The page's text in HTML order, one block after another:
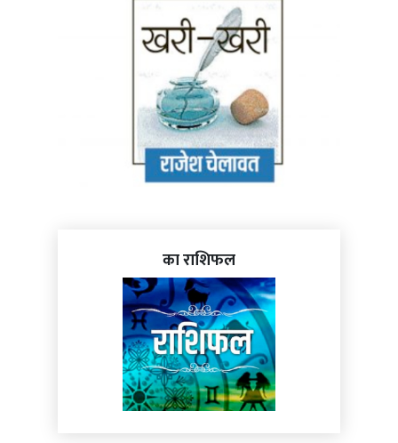
का राशिफल